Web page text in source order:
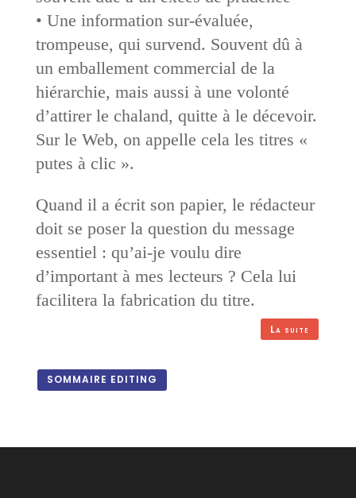
• Une information sur-évaluée,
trompeuse, qui survend. Souvent dû à
un emballement commercial de la
hiérarchie, mais aussi à une volonté
d’attirer le chaland, quitte à le décevoir.
Sur le Web, on appelle cela les titres «
putes à clic ».
Quand il a écrit son papier, le rédacteur
doit se poser la question du message
essentiel : qu’ai-je voulu dire
d’important à mes lecteurs ? Cela lui
facilitera la fabrication du titre.
La suite
SOMMAIRE EDITING